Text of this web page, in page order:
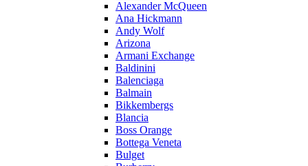
Alexander McQueen
Ana Hickmann
Andy Wolf
Arizona
Armani Exchange
Baldinini
Balenciaga
Balmain
Bikkembergs
Blancia
Boss Orange
Bottega Veneta
Bulget